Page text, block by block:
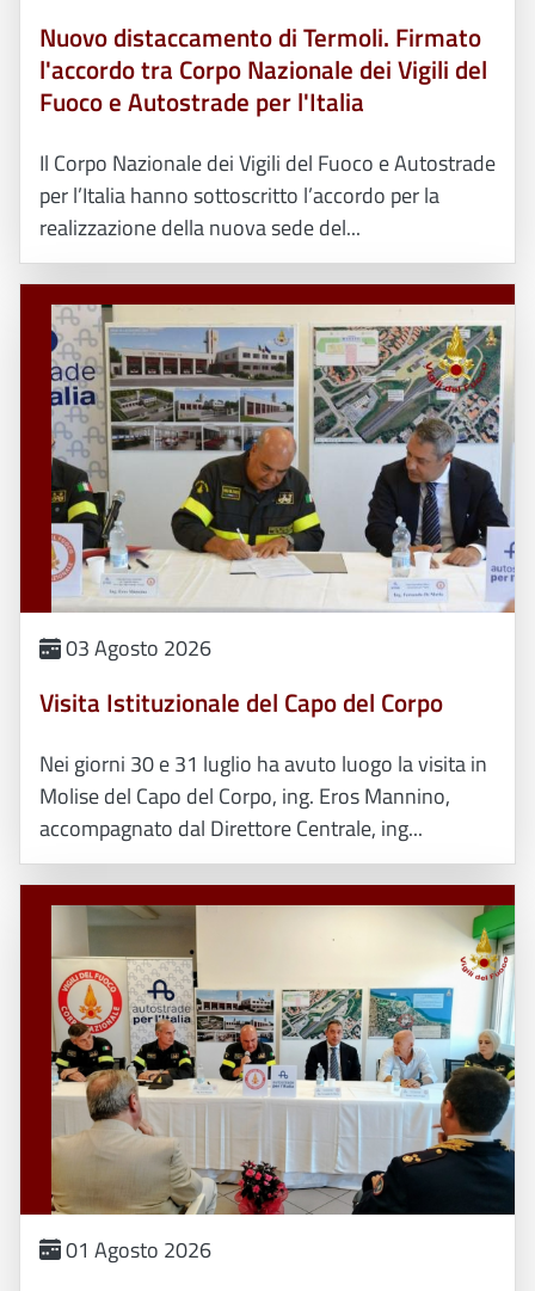
Nuovo distaccamento di Termoli. Firmato
l'accordo tra Corpo Nazionale dei Vigili del
Fuoco e Autostrade per l'Italia
Il Corpo Nazionale dei Vigili del Fuoco e Autostrade
per l’Italia hanno sottoscritto l’accordo per la
realizzazione della nuova sede del...
03 Agosto 2026
Visita Istituzionale del Capo del Corpo
Nei giorni 30 e 31 luglio ha avuto luogo la visita in
Molise del Capo del Corpo, ing. Eros Mannino,
accompagnato dal Direttore Centrale, ing...
01 Agosto 2026